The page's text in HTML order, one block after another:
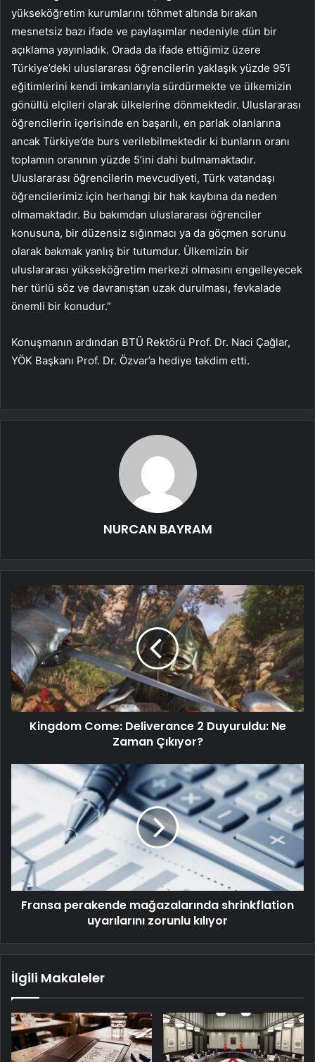
yükseköğretim kurumlarını töhmet altında bırakan
mesnetsiz bazı ifade ve paylaşımlar nedeniyle dün bir
açıklama yayınladık. Orada da ifade ettiğimiz üzere
Türkiye’deki uluslararası öğrencilerin yaklaşık yüzde 95’i
eğitimlerini kendi imkanlarıyla sürdürmekte ve ülkemizin
gönüllü elçileri olarak ülkelerine dönmektedir. Uluslararası
öğrencilerin içerisinde en başarılı, en parlak olanlarına
ancak Türkiye’de burs verilebilmektedir ki bunların oranı
toplamın oranının yüzde 5’ini dahi bulmamaktadır.
Uluslararası öğrencilerin mevcudiyeti, Türk vatandaşı
öğrencilerimiz için herhangi bir hak kaybına da neden
olmamaktadır. Bu bakımdan uluslararası öğrenciler
konusuna, bir düzensiz sığınmacı ya da göçmen sorunu
olarak bakmak yanlış bir tutumdur. Ülkemizin bir
uluslararası yükseköğretim merkezi olmasını engelleyecek
her türlü söz ve davranıştan uzak durulması, fevkalade
önemli bir konudur.”
Konuşmanın ardından BTÜ Rektörü Prof. Dr. Naci Çağlar,
YÖK Başkanı Prof. Dr. Özvar’a hediye takdim etti.
NURCAN BAYRAM
Kingdom Come: Deliverance 2 Duyuruldu: Ne
Zaman Çıkıyor?
Fransa perakende mağazalarında shrinkflation
uyarılarını zorunlu kılıyor
İlgili Makaleler